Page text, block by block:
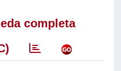
completa